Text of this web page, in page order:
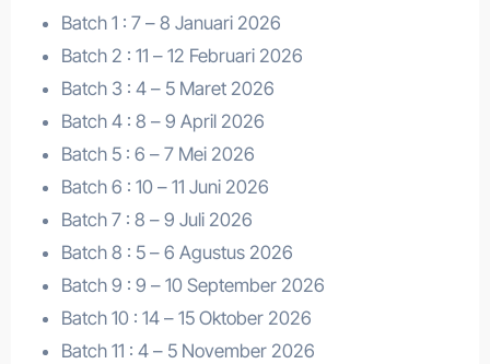
Batch 1 : 7 – 8 Januari 2026
Batch 2 : 11 – 12 Februari 2026
Batch 3 : 4 – 5 Maret 2026
Batch 4 : 8 – 9 April 2026
Batch 5 : 6 – 7 Mei 2026
Batch 6 : 10 – 11 Juni 2026
Batch 7 : 8 – 9 Juli 2026
Batch 8 : 5 – 6 Agustus 2026
Batch 9 : 9 – 10 September 2026
Batch 10 : 14 – 15 Oktober 2026
Batch 11 : 4 – 5 November 2026